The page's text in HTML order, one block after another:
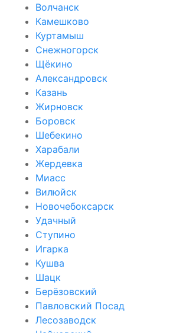
Волчанск
Камешково
Куртамыш
Снежногорск
Щёкино
Александровск
Казань
Жирновск
Боровск
Шебекино
Харабали
Жердевка
Миасс
Вилюйск
Новочебоксарск
Удачный
Ступино
Игарка
Кушва
Шацк
Берёзовский
Павловский Посад
Лесозаводск